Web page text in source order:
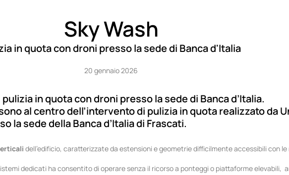
Sky Wash
in quota con droni presso la sede di Banca d'Italia
20 gennaio 2026
in quota con droni presso la sede di Banca d’Italia.
al centro dell’intervento di pulizia in quota realizzato da
la sede della Banca d’Italia di Frascati.
dell’edificio, caratterizzate da estensioni e geometrie difficilmente accessibili con
dedicati ha consentito di operare senza il ricorso a ponteggi o piattaforme elevabili,